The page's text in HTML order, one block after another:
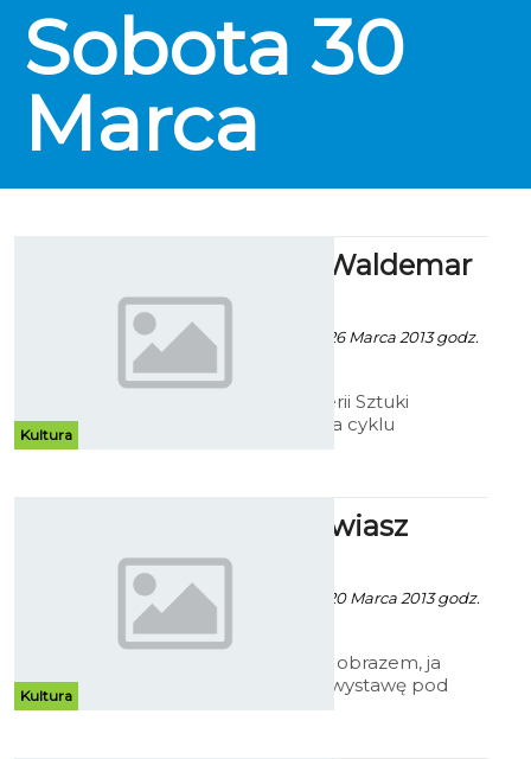
Sobota 30
Marca
Kultura
ShortArt - Waldemar
Marszałek
Patrycja Koźlarek - 26 Marca 2013 godz.
W Bałtyckiej Galerii Sztuki
pierwsza wystawa cyklu
Kultura
Ty przemawiasz
obrazem...
Patrycja Kożlarek - 20 Marca 2013 godz.
„Ty przemawiasz obrazem, ja
maluję słowem” wystawę pod